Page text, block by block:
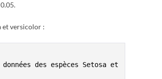
et versicolor :
des espèces Setosa et